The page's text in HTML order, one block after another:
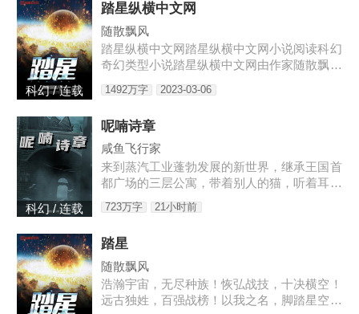
七七,爸爸说我是宠物店买的。宠物店怎么能
买到这么漂亮的儿子。叶佳期呵呵笑,明明
是……摸奖中的。小奶娃望天：……某禽兽翻
身而上：我喜欢天天摸奖。叶佳期怒：乔斯
科幻 / 连载
踏星纵横中文网
随散飘风
踏星纵横中文网踏星纵横中文网小说阅读科幻
奇幻类型小说踏星纵横中文网由作家随散飘风
跌宕起伏、扣人心弦，是一本情节与文笔俱佳
1492万字 2023-03-06
科幻 / 连载
呢喃诗章
咸鱼飞行家
来到蒸汽工业蓬勃发展的新世界，继承王国首
都广场的三层公寓，带着别人的猫，听着耳边
的呢喃之语，去见证这个诡秘而离奇的时代。
第六纪元的史诗即将开始，帷幕后，被选中者
723万字 21小时前
踏星
随散飘风
浩瀚宇宙，无尽种族！恢弘战技，十决横空！
远古独姓，百强战榜！以我之名，脚踏星空！